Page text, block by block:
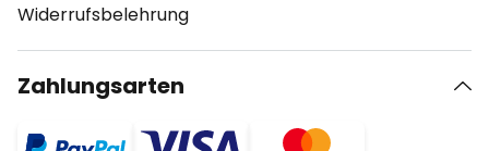
Widerrufsbelehrung
Zahlungsarten